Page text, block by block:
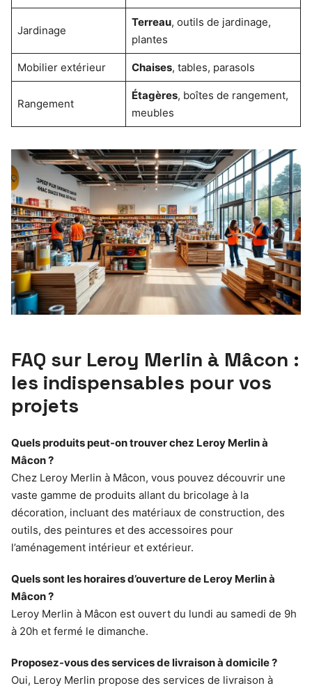
Jardinage
Terreau, outils de jardinage,
plantes
Mobilier extérieur Chaises, tables, parasols
Rangement
Étagères, boîtes de rangement,
meubles
FAQ sur Leroy Merlin à Mâcon :
les indispensables pour vos
projets
Quels produits peut-on trouver chez Leroy Merlin à
Mâcon ?
Chez Leroy Merlin à Mâcon, vous pouvez découvrir une
vaste gamme de produits allant du bricolage à la
décoration, incluant des matériaux de construction, des
outils, des peintures et des accessoires pour
l’aménagement intérieur et extérieur.
Quels sont les horaires d’ouverture de Leroy Merlin à
Mâcon ?
Leroy Merlin à Mâcon est ouvert du lundi au samedi de 9h
à 20h et fermé le dimanche.
Proposez-vous des services de livraison à domicile ?
Oui, Leroy Merlin propose des services de livraison à